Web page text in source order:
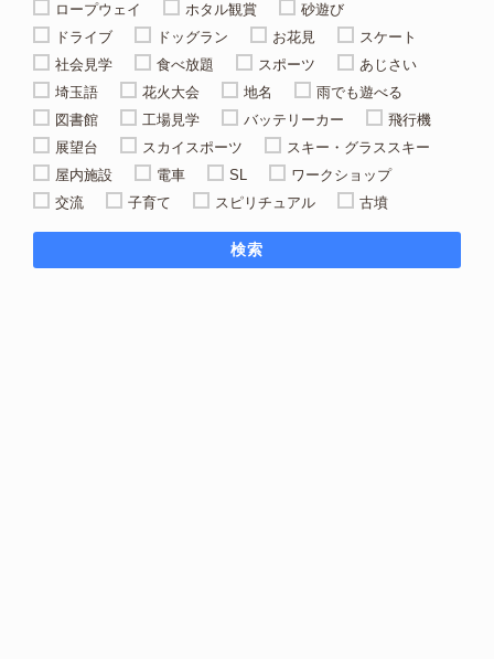
ロープウェイ
ホタル観賞
砂遊び
ドライブ
ドッグラン お花見
スケート
社会見学
食べ放題 スポーツ
あじさい
埼玉語
花火大会 地名
雨でも遊べる
図書館
工場見学 バッテリーカー
飛行機
展望台
スカイスポーツ
スキー・グラススキー
屋内施設
電車 SL
ワークショップ
交流
子育て スピリチュアル 古墳
検索